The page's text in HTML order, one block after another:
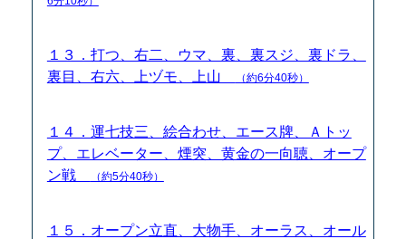
１３．打つ、右二、ウマ、裏、裏スジ、裏ドラ、
裏目、右六、上ヅモ、上山
（約6分40秒）
１４．運七技三、絵合わせ、エース牌、Ａトッ
プ、エレベーター、煙突、黄金の一向聴、オープ
ン戦
（約5分40秒）
１５．オープン立直、大物手、オーラス、オール